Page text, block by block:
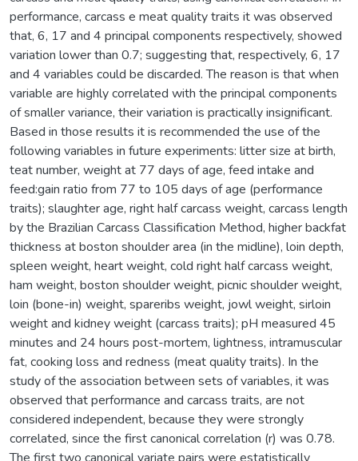
performance, carcass e meat quality traits it was observed
that, 6, 17 and 4 principal components respectively, showed
variation lower than 0.7; suggesting that, respectively, 6, 17
and 4 variables could be discarded. The reason is that when
variable are highly correlated with the principal components
of smaller variance, their variation is practically insignificant.
Based in those results it is recommended the use of the
following variables in future experiments: litter size at birth,
teat number, weight at 77 days of age, feed intake and
feed:gain ratio from 77 to 105 days of age (performance
traits); slaughter age, right half carcass weight, carcass length
by the Brazilian Carcass Classification Method, higher backfat
thickness at boston shoulder area (in the midline), loin depth,
spleen weight, heart weight, cold right half carcass weight,
ham weight, boston shoulder weight, picnic shoulder weight,
loin (bone-in) weight, spareribs weight, jowl weight, sirloin
weight and kidney weight (carcass traits); pH measured 45
minutes and 24 hours post-mortem, lightness, intramuscular
fat, cooking loss and redness (meat quality traits). In the
study of the association between sets of variables, it was
observed that performance and carcass traits, are not
considered independent, because they were strongly
correlated, since the first canonical correlation (r) was 0.78.